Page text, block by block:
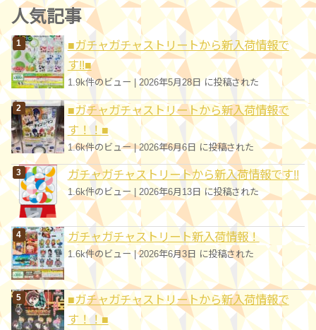
ゴ
リ
ー
人気記事
■ガチャガチャストリートから新入荷情報で
す!!■
1.9k件のビュー |2026年5月28日 に投稿された
■ガチャガチャストリートから新入荷情報で
す！！■
1.6k件のビュー|2026年6月6日 に投稿された
ガチャガチャストリートから新入荷情報です!!
1.6k件のビュー 2026年6月13日 に投稿された
ガチャガチャストリート新入荷情報！
1.6k件のビュー|2026年6月3日 に投稿された
■ガチャガチャストリートから新入荷情報で
す！！■